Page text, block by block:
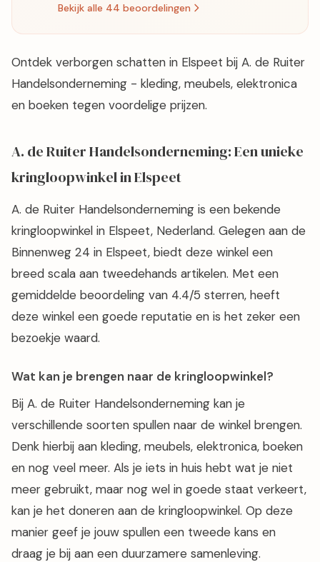
Bekijk alle 44 beoordelingen
Ontdek verborgen schatten in Elspeet bij A. de Ruiter
Handelsonderneming - kleding, meubels, elektronica
en boeken tegen voordelige prijzen.
A. de Ruiter Handelsonderneming: Een unieke
kringloopwinkel in Elspeet
A. de Ruiter Handelsonderneming is een bekende
kringloopwinkel in Elspeet, Nederland. Gelegen aan de
Binnenweg 24 in Elspeet, biedt deze winkel een
breed scala aan tweedehands artikelen. Met een
gemiddelde beoordeling van 4.4/5 sterren, heeft
deze winkel een goede reputatie en is het zeker een
bezoekje waard.
Wat kan je brengen naar de kringloopwinkel?
Bij A. de Ruiter Handelsonderneming kan je
verschillende soorten spullen naar de winkel brengen.
Denk hierbij aan kleding, meubels, elektronica, boeken
en nog veel meer. Als je iets in huis hebt wat je niet
meer gebruikt, maar nog wel in goede staat verkeert,
kan je het doneren aan de kringloopwinkel. Op deze
manier geef je jouw spullen een tweede kans en
draag je bij aan een duurzamere samenleving.